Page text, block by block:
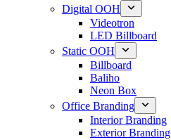
Digital OOH
Videotron
LED Billboard
Static OOH
Billboard
Baliho
Neon Box
Office Branding
Interior Branding
Exterior Branding